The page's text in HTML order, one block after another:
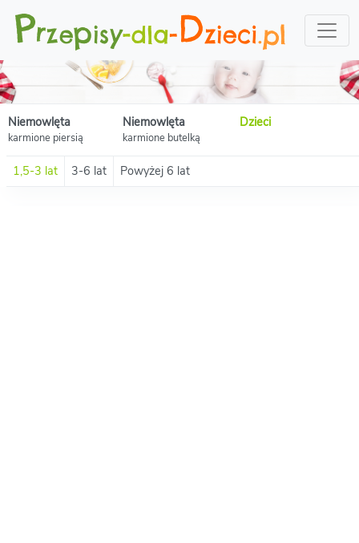
Niemowlęta
karmione piersią
Niemowlęta
karmione butelką
Dzieci
1,5-3 lat 3-6 lat Powyżej 6 lat